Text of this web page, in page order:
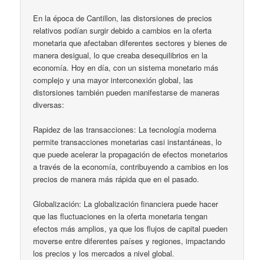
En la época de Cantillon, las distorsiones de precios
relativos podían surgir debido a cambios en la oferta
monetaria que afectaban diferentes sectores y bienes de
manera desigual, lo que creaba desequilibrios en la
economía. Hoy en día, con un sistema monetario más
complejo y una mayor interconexión global, las
distorsiones también pueden manifestarse de maneras
diversas:
Rapidez de las transacciones: La tecnología moderna
permite transacciones monetarias casi instantáneas, lo
que puede acelerar la propagación de efectos monetarios
a través de la economía, contribuyendo a cambios en los
precios de manera más rápida que en el pasado.
Globalización: La globalización financiera puede hacer
que las fluctuaciones en la oferta monetaria tengan
efectos más amplios, ya que los flujos de capital pueden
moverse entre diferentes países y regiones, impactando
los precios y los mercados a nivel global.